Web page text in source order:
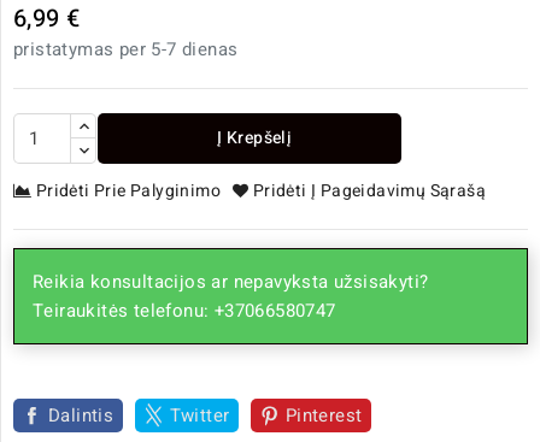
6,99 €
pristatymas per 5-7 dienas
Į Krepšelį
Pridėti Prie Palyginimo Pridėti Į Pageidavimų Sąrašą
Reikia konsultacijos ar nepavyksta užsisakyti?
Teiraukitės telefonu: +37066580747
Dalintis Twitter Pinterest